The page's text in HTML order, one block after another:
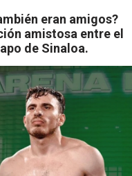
e
d
eran amigos?
amistosa entre el
de Sinaloa.